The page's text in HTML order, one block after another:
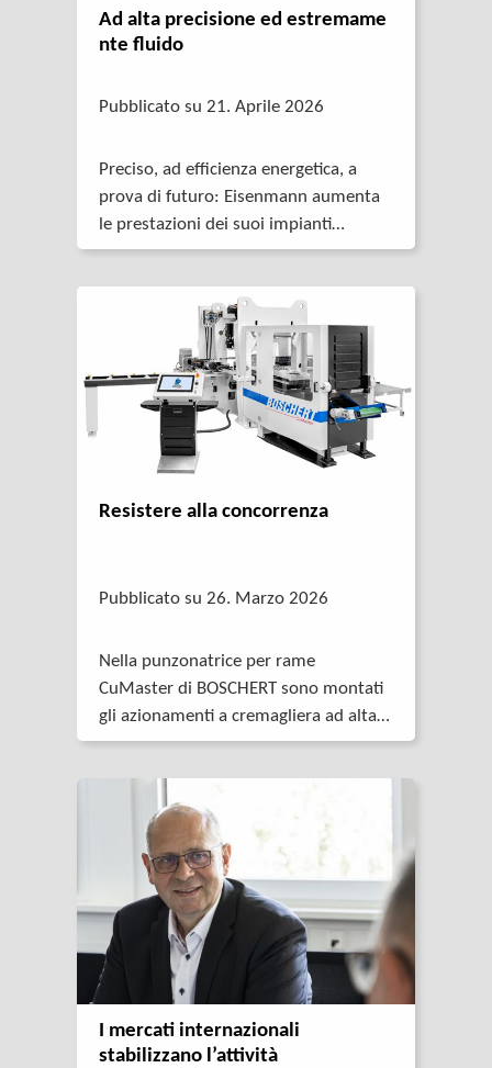
Ad alta precisione ed estremame
nte fluido
Pubblicato su 21. Aprile 2026
Preciso, ad efficienza energetica, a
prova di futuro: Eisenmann aumenta
le prestazioni dei suoi impianti
robotizzati con un sistema completo
servomotoriduttore sincrono, un cavo
e il relativo azionamento STOBER.
Resistere alla concorrenza
Pubblicato su 26. Marzo 2026
Nella punzonatrice per rame
CuMaster di BOSCHERT sono montati
gli azionamenti a cremagliera ad alta
precisione di STOBER. Rispetto agli
veloci e più dinamici.
I mercati internazionali
stabilizzano l’attività